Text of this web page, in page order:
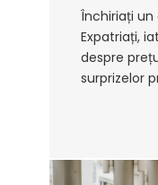
Închiriați
Expatriați,
despre
surprizelor